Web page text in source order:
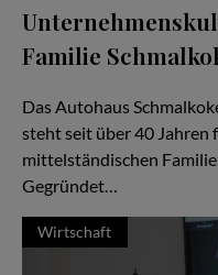
Familie
Das Autohaus
steht seit über 40 Jahren
mittelständischen
Gegründet…
Wirtschaft